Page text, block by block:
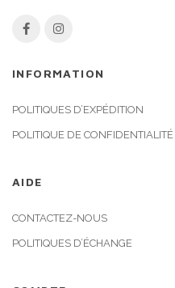
INFORMATION
POLITIQUES D’EXPÉDITION
POLITIQUE DE CONFIDENTIALITÉ
AIDE
CONTACTEZ-NOUS
POLITIQUES D’ÉCHANGE